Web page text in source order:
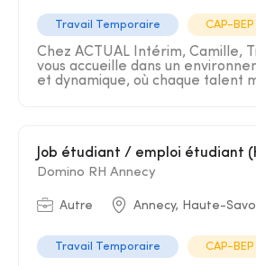
Travail Temporaire CAP-BEP
Chez ACTUAL Intérim, Camille,
vous accueille dans un
et dynamique, où chaque talent
Job étudiant / emploi étudiant
Domino RH Annecy
Autre Annecy, Haute-
Travail Temporaire CAP-BEP